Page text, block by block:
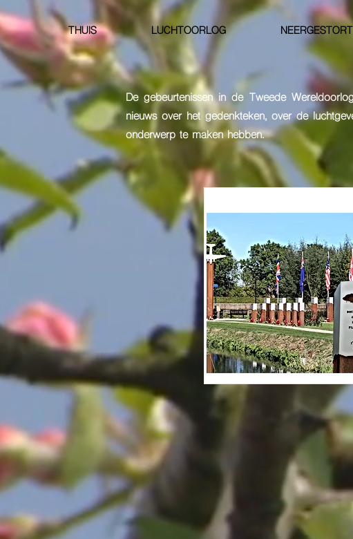
THUIS LUCHTOORLOG
De gebeurtenissen in de Tweede
nieuws over het gedenkteken, over de
onderwerp te maken hebben.